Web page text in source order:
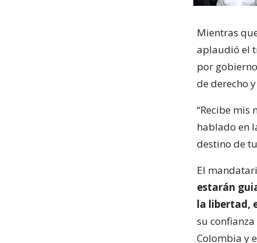
Mientras
aplaudió el
por
de derecho
“Recibe
hablado en
destino de
El
estarán
la libertad,
su
Colombia y